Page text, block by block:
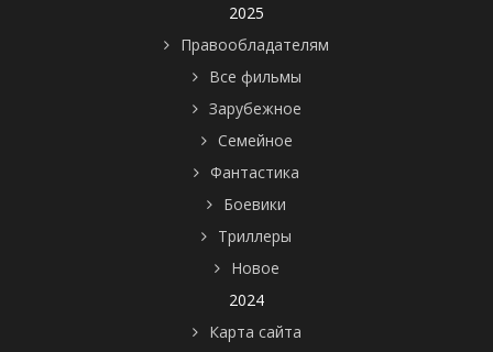
2025
Правообладателям
Все фильмы
Зарубежное
Семейное
Фантастика
Боевики
Триллеры
Новое
2024
Карта сайта